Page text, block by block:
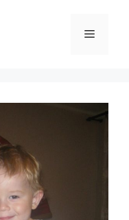
Menu